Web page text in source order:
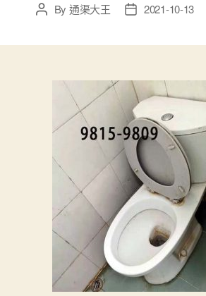
PostBy 通渠大王
Post2021-10-13